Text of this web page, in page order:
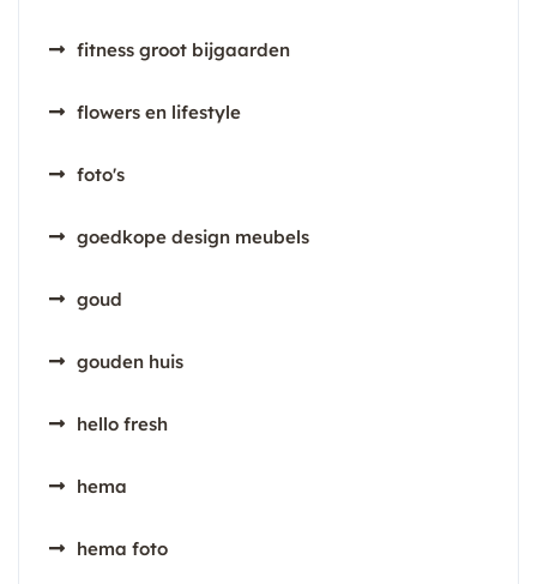
fitness groot bijgaarden
flowers en lifestyle
foto's
goedkope design meubels
goud
gouden huis
hello fresh
hema
hema foto